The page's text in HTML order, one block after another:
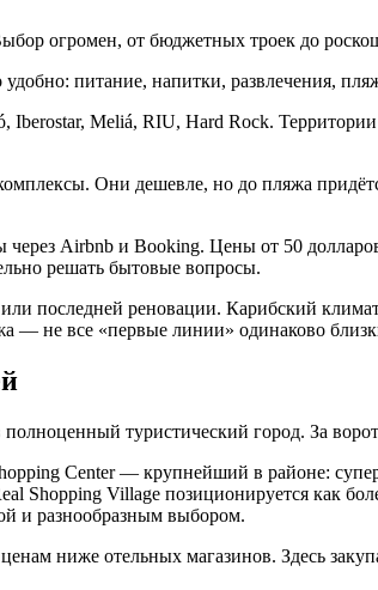
огромен, от бюджетных троек до
питание, напитки, развлечения,
Meliá, RIU, Hard Rock.
Они дешевле, но до пляжа
через Airbnb и Booking. Цены от 50
решать бытовые вопросы.
последней реновации. Карибский
— не все «первые линии» одинаково
туристический город. За
Center — крупнейший в районе:
Shopping Village позиционируется как
и разнообразным выбором.
ниже отельных магазинов. Здесь